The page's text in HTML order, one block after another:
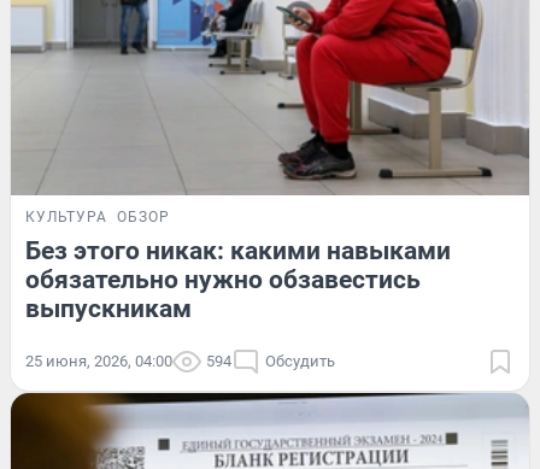
КУЛЬТУРА ОБЗОР
Без этого никак: какими навыками
обязательно нужно обзавестись
выпускникам
25 июня, 2026, 04:00 594 Обсудить